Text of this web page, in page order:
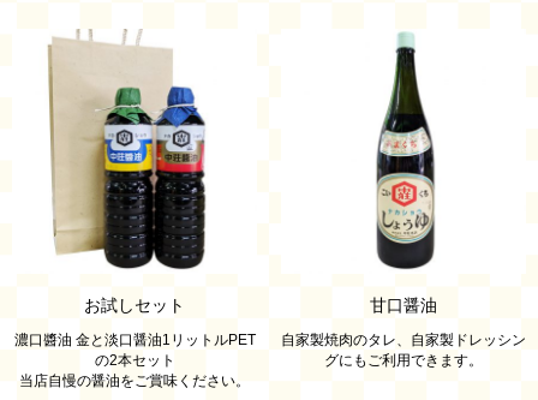
お試しセット
濃口醬油 金と淡口醤油1リットルPET
の2本セット
当店自慢の醤油をご賞味ください。
甘口醤油
自家製焼肉のタレ、自家製ドレッシン
グにもご利用できます。